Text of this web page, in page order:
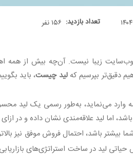
تعداد بازدید: ۱۵۶ نفر
زیبا نیست. آن‌چه بیش از همه
دقیق‌تر بپرسیم کهلید چیست، باید
وارد می‌نماید، به‌طور رسمی یک لید
اما لید علاقه‌مندی نشان داده و در
بیشتر باشد، احتمال فروش موفق نیز
حیاتی لید در ساخت استراتژی‌های